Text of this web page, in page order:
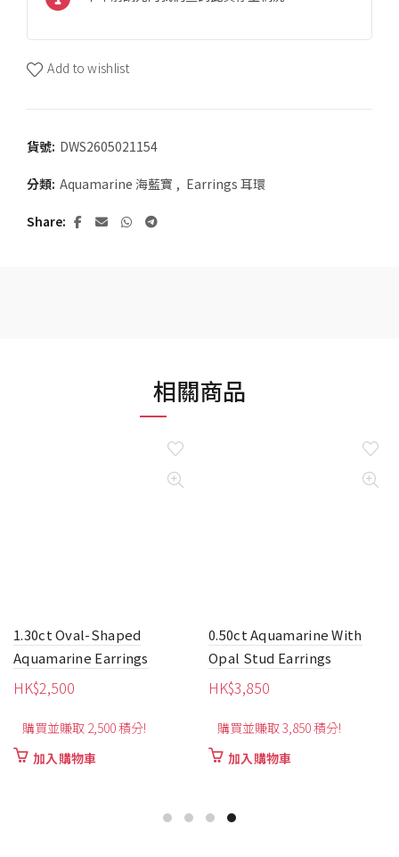
Add to wishlist
貨號: DWS2605021154
分類: Aquamarine 海藍寶 , Earrings 耳環
Share
相關商品
1.30ct Oval-Shaped
Aquamarine Earrings
HK$2,500
購買並賺取 2,500 積分!
加入購物車
0.50ct Aquamarine With
Opal Stud Earrings
HK$3,850
購買並賺取 3,850 積分!
加入購物車